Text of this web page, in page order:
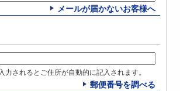
メールが届かないお客様へ
力されるとご住所が自動的に記入されます。
郵便番号を調べる